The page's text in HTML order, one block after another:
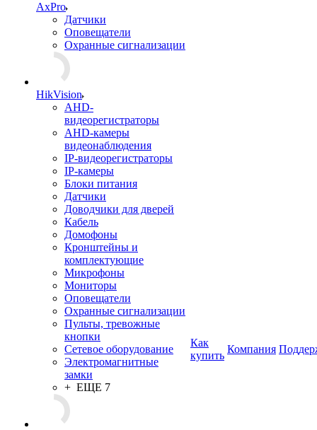
AxPro
Датчики
Оповещатели
Охранные сигнализации
HikVision
AHD-
видеорегистраторы
AHD-камеры
видеонаблюдения
IP-видеорегистраторы
IP-камеры
Блоки питания
Датчики
Доводчики для дверей
Кабель
Домофоны
Кронштейны и
комплектующие
Микрофоны
Мониторы
Оповещатели
Охранные сигнализации
Пульты, тревожные
кнопки
Сетевое оборудование
Электромагнитные
замки
+ ЕЩЕ 7
Как
купить
Компания